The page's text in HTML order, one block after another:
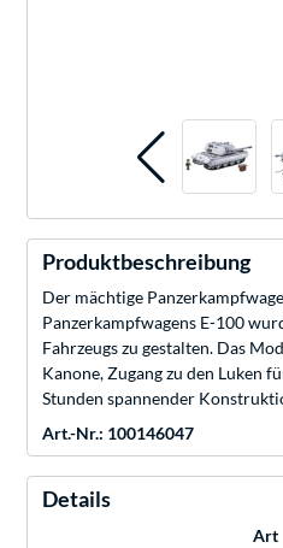
Produktbeschreibung
Der mächtige
Panzerkampfwagens E-100
Fahrzeugs zu gestalten. Das
Kanone, Zugang zu den Luken
Stunden spannender
Art.-Nr.: 100146047
Details
Art